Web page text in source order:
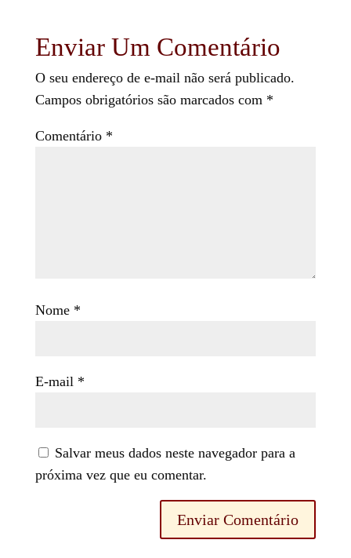
Enviar Um Comentário
O seu endereço de e-mail não será publicado.
Campos obrigatórios são marcados com *
Comentário *
Nome *
E-mail *
Salvar meus dados neste navegador para a
próxima vez que eu comentar.